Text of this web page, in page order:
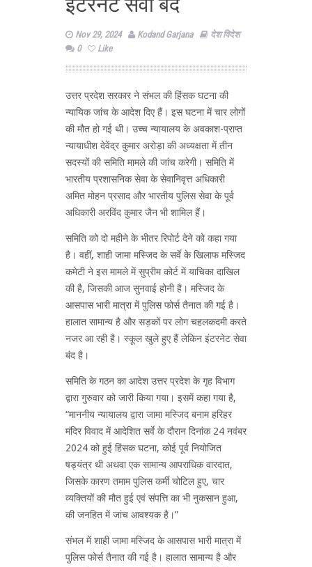
Nov 29, 2024 Kodand Garjana
देश विदेश
0
Like
उत्तर प्रदेश सरकार ने संभल की हिंसक घटना की
न्यायिक जांच के आदेश दिए हैं। इस घटना में चार लोगों
की मौत हो गई थी। उच्च न्यायालय के अवकाश-प्राप्त
न्यायाधीश देवेंद्र कुमार अरोड़ा की अध्यक्षता में तीन
सदस्यों की समिति मामले की जांच करेगी। समिति में
भारतीय प्रशासनिक सेवा के सेवानिवृत्त अधिकारी
अमित मोहन प्रसाद और भारतीय पुलिस सेवा के पूर्व
अधिकारी अरविंद कुमार जैन भी शामिल हैं।
समिति को दो महीने के भीतर रिपोर्ट देने को कहा गया
है। वहीं, शाही जामा मस्जिद के सर्वे के खिलाफ मस्जिद
कमेटी ने इस मामले में सुप्रीम कोर्ट में याचिका दाखिल
की है, जिसकी आज सुनवाई होनी है। मस्जिद के
आसपास भारी मात्रा में पुलिस फोर्स तैनात की गई है।
हालात सामान्य है और सड़कों पर लोग चहलकदमी करते
नजर आ रही है। स्कूल खुले हुए हैं लेकिन इंटरनेट सेवा
बंद है।
समिति के गठन का आदेश उत्तर प्रदेश के गृह विभाग
द्वारा गुरुवार को जारी किया गया। इसमें कहा गया है,
“माननीय न्यायालय द्वारा जामा मस्जिद बनाम हरिहर
मंदिर विवाद में आदेशित सर्वे के दौरान दिनांक 24 नवंबर
2024 को हुई हिंसक घटना, कोई पूर्व नियोजित
षड्यंत्र थी अथवा एक सामान्य आपराधिक वारदात,
जिसके कारण तमाम पुलिस कर्मी चोटिल हुए, चार
व्यक्तियों की मौत हुई एवं संपत्ति का भी नुकसान हुआ,
की जनहित में जांच आवश्यक है।”
संभल में शाही जामा मस्जिद के आसपास भारी मात्रा में
पुलिस फोर्स तैनात की गई है। हालात सामान्य है और